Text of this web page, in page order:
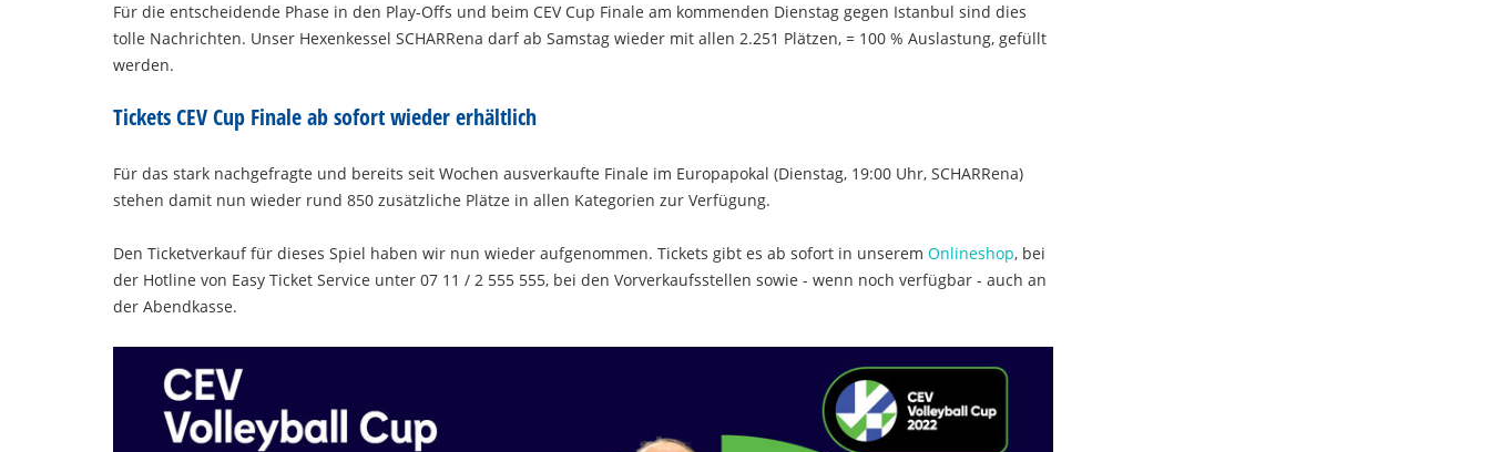
Für die entscheidende Phase in den Play-Offs und beim CEV Cup Finale am kommenden Dienstag gegen Istanbul sind dies
tolle Nachrichten. Unser Hexenkessel SCHARRena darf ab Samstag wieder mit allen 2.251 Plätzen, = 100 % Auslastung, gefüllt
werden.
Tickets CEV Cup Finale ab sofort wieder erhältlich
Für das stark nachgefragte und bereits seit Wochen ausverkaufte Finale im Europapokal (Dienstag, 19:00 Uhr, SCHARRena)
stehen damit nun wieder rund 850 zusätzliche Plätze in allen Kategorien zur Verfügung.
Den Ticketverkauf für dieses Spiel haben wir nun wieder aufgenommen. Tickets gibt es ab sofort in unserem Onlineshop, bei
der Hotline von Easy Ticket Service unter 07 11 / 2 555 555, bei den Vorverkaufsstellen sowie - wenn noch verfügbar - auch an
der Abendkasse.